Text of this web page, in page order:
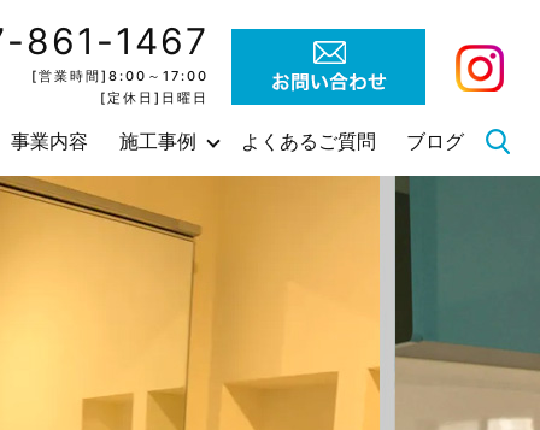
861-1467
[営業時間]8:00～17:00
[定休日]日曜日
事業内容 施工事例 よくあるご質問 ブログ